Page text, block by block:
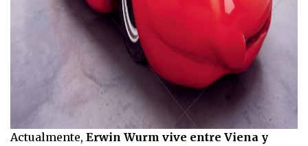
Actualmente, Erwin Wurm vive entre Viena y